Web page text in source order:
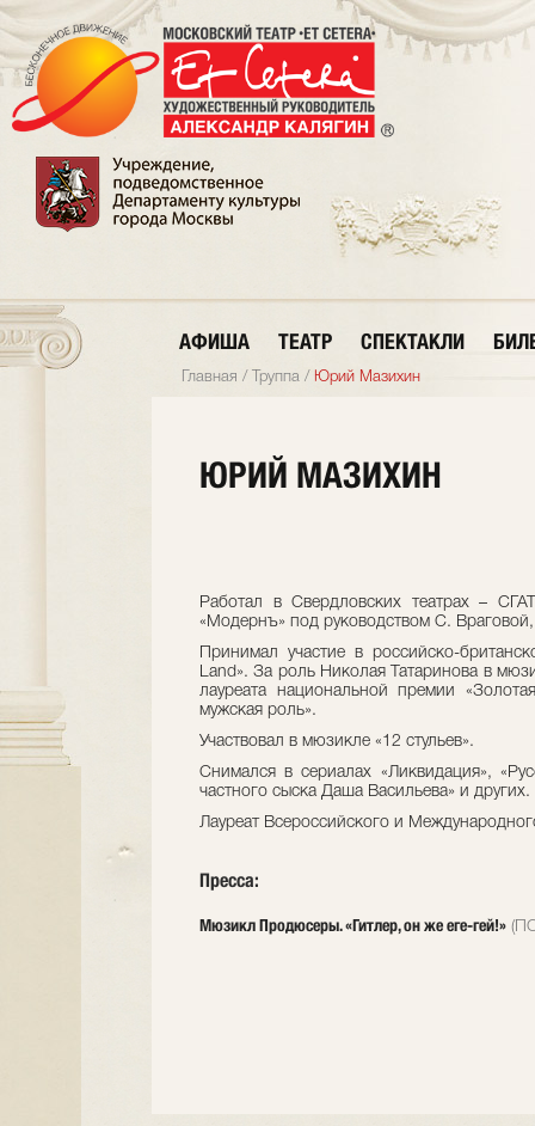
АФИША ТЕАТР СПЕКТАКЛИ
Главная / Труппа / Юрий Мазихин
ЮРИЙ МАЗИХИН
Работал в Свердловских театрах –
«Модернъ» под руководством С. Враговой,
Принимал участие в российско-
Land». За роль Николая Татаринова в
лауреата национальной премии
мужская роль».
Участвовал в мюзикле «12 стульев».
Снимался в сериалах «Ликвидация»,
частного сыска Даша Васильева» и других.
Лауреат Всероссийского и
Пресса:
Мюзикл Продюсеры. «Гитлер, он же еге-гей!»